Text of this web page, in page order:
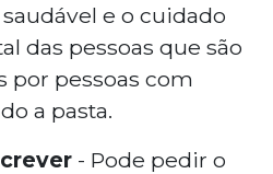
e o cuidado
das pessoas que são
por pessoas com
a pasta.
- Pode pedir o